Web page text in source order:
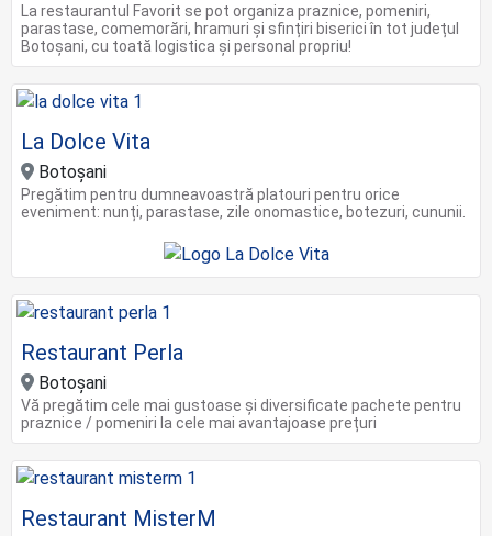
La restaurantul Favorit se pot organiza praznice, pomeniri,
parastase, comemorări, hramuri și sfințiri biserici în tot județul
Botoșani, cu toată logistica și personal propriu!
La Dolce Vita
Botoșani
Pregătim pentru dumneavoastră platouri pentru orice
eveniment: nunți, parastase, zile onomastice, botezuri, cununii.
Restaurant Perla
Botoșani
Vă pregătim cele mai gustoase și diversificate pachete pentru
praznice / pomeniri la cele mai avantajoase prețuri
Restaurant MisterM